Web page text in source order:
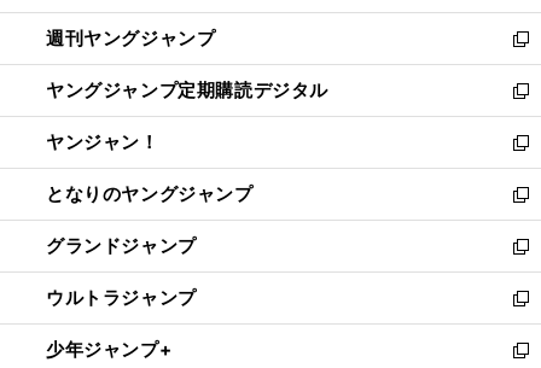
開
く
ウ
で
開
く
ン
ド
ウ
で
開
く
ウ
ィ
ン
ド
ウ
で
開
く
週刊ヤングジャンプ
新
し
い
ウ
ィ
ン
ド
ウ
で
開
く
ヤングジャンプ定期購読デジタル
新
し
い
ウ
ィ
ン
ド
ウ
で
開
く
ヤンジャン！
新
し
い
ウ
ィ
ン
ド
ウ
で
となりのヤングジャンプ
新
し
い
ウ
ィ
ン
ド
グランドジャンプ
新
し
い
ウ
ィ
ウルトラジャンプ
新
し
い
少年ジャンプ+
新